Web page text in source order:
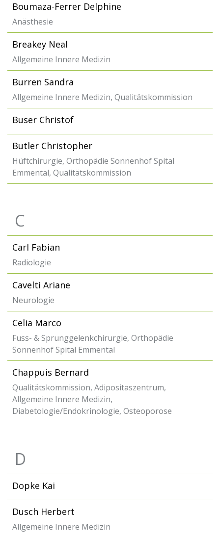
Boumaza-Ferrer Delphine
Anästhesie
Breakey Neal
Allgemeine Innere Medizin
Burren Sandra
Allgemeine Innere Medizin, Qualitätskommission
Buser Christof
Butler Christopher
Hüftchirurgie, Orthopädie Sonnenhof Spital
Emmental, Qualitätskommission
C
Carl Fabian
Radiologie
Cavelti Ariane
Neurologie
Celia Marco
Fuss- & Sprunggelenkchirurgie, Orthopädie
Sonnenhof Spital Emmental
Chappuis Bernard
Qualitätskommission, Adipositaszentrum,
Allgemeine Innere Medizin,
Diabetologie/Endokrinologie, Osteoporose
D
Dopke Kai
Dusch Herbert
Allgemeine Innere Medizin